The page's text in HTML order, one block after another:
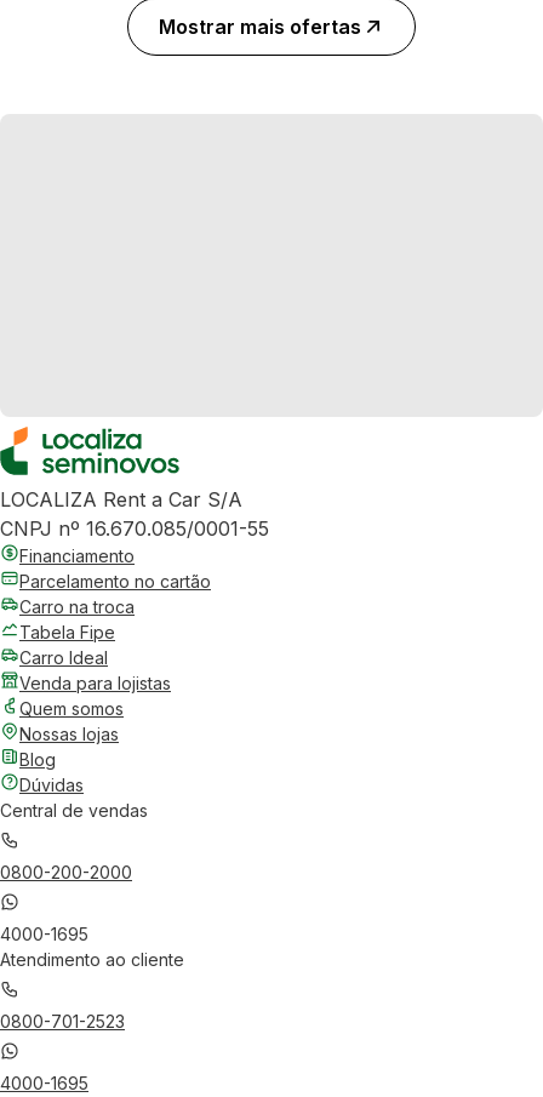
Mostrar mais ofertas
LOCALIZA Rent a Car S/A
CNPJ nº 16.670.085/0001-55
Financiamento
Parcelamento no cartão
Carro na troca
Tabela Fipe
Carro Ideal
Venda para lojistas
Quem somos
Nossas lojas
Blog
Dúvidas
Central de vendas
0800-200-2000
4000-1695
Atendimento ao cliente
0800-701-2523
4000-1695